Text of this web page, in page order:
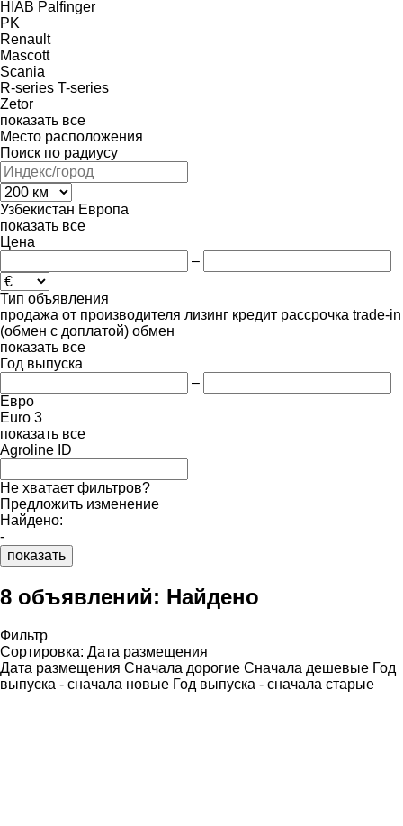
HIAB Palfinger
PK
Renault
Mascott
Scania
R-series T-series
Zetor
показать все
Место расположения
Поиск по радиусу
Узбекистан Европа
показать все
Цена
–
Тип объявления
продажа от производителя лизинг кредит рассрочка trade-in
(обмен с доплатой) обмен
показать все
Год выпуска
–
Евро
Euro 3
показать все
Agroline ID
Не хватает фильтров?
Предложить изменение
Найдено:
-
показать
8 объявлений: Найдено
Фильтр
Сортировка: Дата размещения
Дата размещения Сначала дорогие Сначала дешевые Год
выпуска - сначала новые Год выпуска - сначала старые